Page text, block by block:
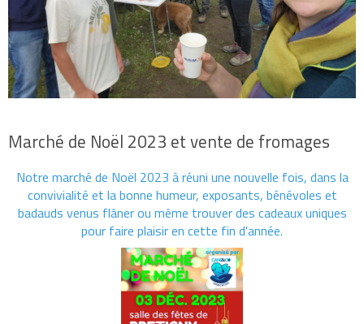
Marché de Noël 2023 et vente de fromages
Notre marché de Noël 2023 à réuni une nouvelle fois, dans la
convivialité et la bonne humeur, exposants, bénévoles et
badauds venus flâner ou même trouver des cadeaux uniques
pour faire plaisir en cette fin d'année.